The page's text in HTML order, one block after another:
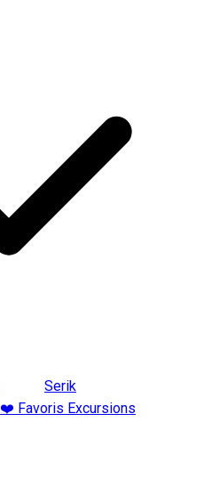
Serik
❤️ Favoris Excursions